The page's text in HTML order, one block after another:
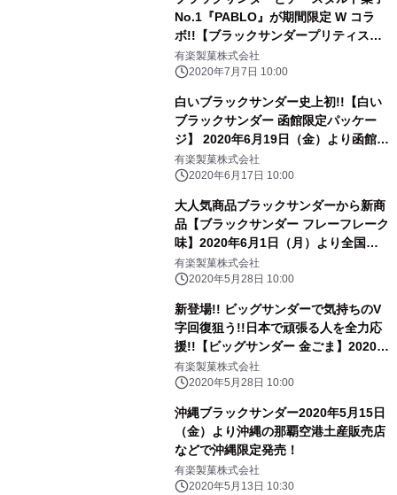
No.1『PABLO』が期間限定 W コラ
ボ!!【ブラックサンダープリティスタ
イル パブロチーズタルト】2020年7月
13日（月）より全国のコンビニエンス
サンダー黒い雷神 チーズタルト】
2020年8月1日（土）よりPABLO 店舗
期間限定発売！
有楽製菓株式会社
2020年7月7日 10:00
白いブラックサンダー史上初!!【白い
ブラックサンダー 函館限定パッケー
ジ】 2020年6月19日（金）より函館
（道南）エリア限定発売！
有楽製菓株式会社
2020年6月17日 10:00
大人気商品ブラックサンダーから新商
品【ブラックサンダー フレーフレーク
味】2020年6月1日（月）より全国の
コンビニエンスストア、2020年6月15
日（月） スーパーマーケット、ドラッ
有楽製菓株式会社
2020年5月28日 10:00
新登場!! ビッグサンダーで気持ちのV
字回復狙う!!日本で頑張る人を全力応
援!!【ビッグサンダー 金ごま】2020年
6月1日（月）より全国のコンビニエン
スストア限定発売！
有楽製菓株式会社
2020年5月28日 10:00
沖縄ブラックサンダー2020年5月15日
（金）より沖縄の那覇空港土産販売店
などで沖縄限定発売！
有楽製菓株式会社
2020年5月13日 10:30